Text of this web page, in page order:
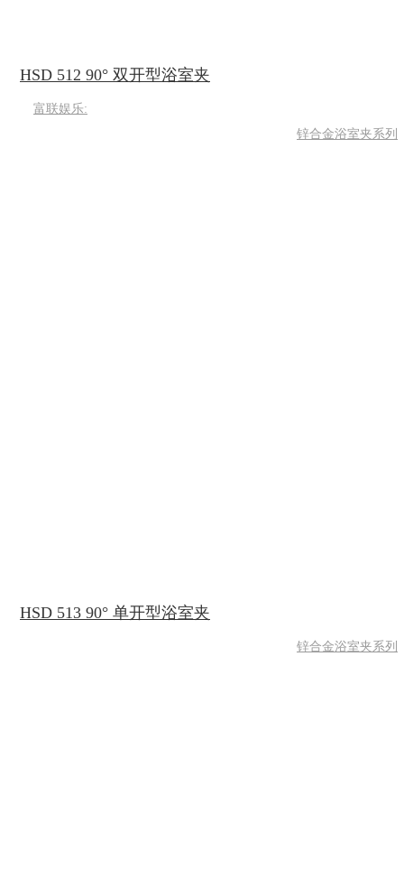
HSD 512 90° 双开型浴室夹
富联娱乐:
锌合金浴室夹系列
HSD 513 90° 单开型浴室夹
锌合金浴室夹系列